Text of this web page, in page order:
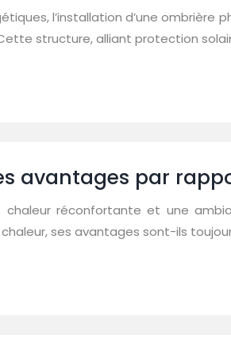
l’installation d’une
structure, alliant protection
avantages par
réconfortante et une
ses avantages sont-ils